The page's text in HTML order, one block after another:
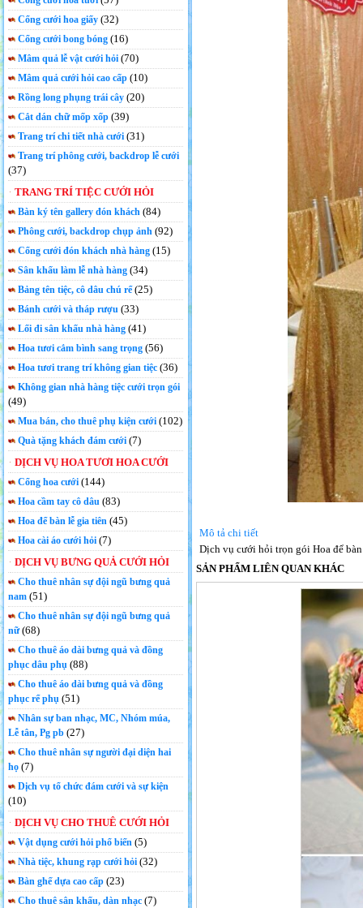
Cổng cưới hoa giấy (32)
Cổng cưới bong bóng (16)
Mâm quả lễ vật cưới hỏi (70)
Mâm quả cưới hỏi cao cấp (10)
Rồng long phụng trái cây (20)
Cắt dán chữ mốp xốp (39)
Trang trí chi tiết nhà cưới (31)
Trang trí phông cưới, backdrop lễ cưới
(37)
TRANG TRÍ TIỆC CƯỚI HỎI
Bàn ký tên gallery đón khách (84)
Phông cưới, backdrop chụp ảnh (92)
Cổng cưới đón khách nhà hàng (15)
Sân khấu làm lễ nhà hàng (34)
Bảng tên tiệc, cô dâu chú rể(25)
Bánh cưới và tháp rượu (33)
Lối đi sân khấu nhà hàng (41)
Hoa tươi cắm bình sang trọng (56)
Hoa tươi trang trí không gian tiệc (36)
Không gian nhà hàng tiệc cưới trọn gói
(49)
Mua bán, cho thuê phụ kiện cưới (102)
Quà tặng khách đám cưới (7)
DỊCH VỤ HOA TƯƠI HOA CƯỚI
Cổng hoa cưới (144)
Hoa cầm tay cô dâu(83)
Hoa để bàn lễ gia tiên (45)
Hoa cài áo cưới hỏi (7)
DỊCH VỤ BƯNG QUẢ CƯỚI HỎI
Cho thuê nhân sự đội ngũ bưng quả
nam (51)
Cho thuê nhân sự đội ngũ bưng quả
nữ(68)
Cho thuê áo dài bưng quả và đồng
phục dâu phụ (88)
Cho thuê áo dài bưng quả và đồng
phục rể phụ (51)
Nhân sự ban nhạc, MC, Nhóm múa,
Lễ tân, Pg pb (27)
Cho thuê nhân sự người đại diện hai
họ (7)
Dịch vụ tổ chức đám cưới và sự kiện
(10)
DỊCH VỤ CHO THUÊ CƯỚI HỎI
Vật dụng cưới hỏi phổ biến (5)
Nhà tiệc, khung rạp cưới hỏi (32)
Bàn ghế dựa cao cấp (23)
Cho thuê sân khấu, dàn nhạc (7)
Mô tả chi tiết
Dịch vụ cưới hỏi trọn gói Hoa để
SẢN PHẨM LIÊN QUAN KHÁC